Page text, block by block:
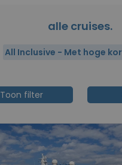
alle cruises.
All Inclusive - Met hoge
Toon filter